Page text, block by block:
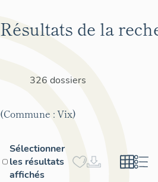
Résultats de la
326 dossiers
(Commune : Vix)
Sélectionner
les résultats
affichés